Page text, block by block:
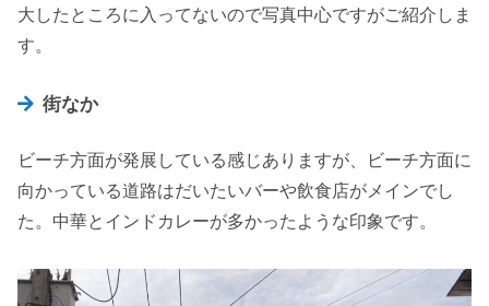
大したところに入ってないので写真中心ですがご紹介しま
す。
街なか
ビーチ方面が発展している感じありますが、ビーチ方面に
向かっている道路はだいたいバーや飲食店がメインでし
た。中華とインドカレーが多かったような印象です。